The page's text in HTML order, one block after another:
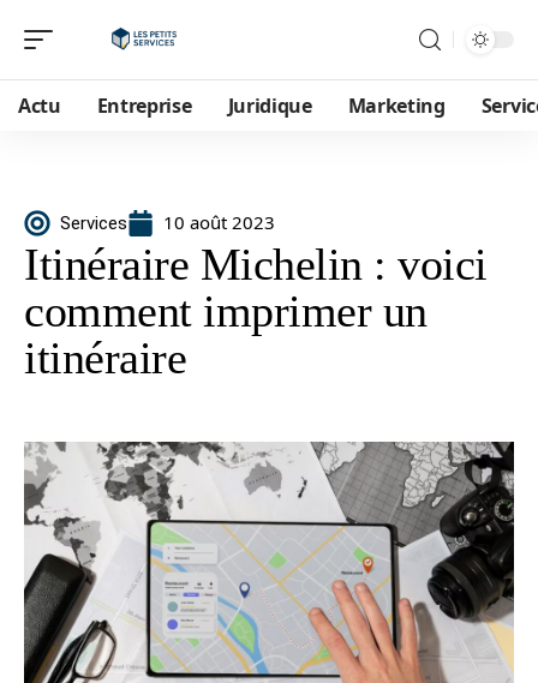
Actu Entreprise Juridique Marketing
Services 10 août 2023
Itinéraire Michelin : voici
comment imprimer un
itinéraire